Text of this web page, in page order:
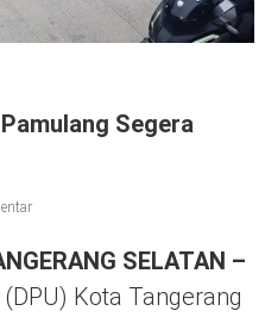
Segera
SELATAN –
Kota Tangerang